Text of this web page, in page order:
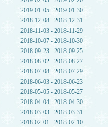
2019-01-05 - 2019-01-30
2018-12-08 - 2018-12-31
2018-11-03 - 2018-11-29
2018-10-07 - 2018-10-30
2018-09-23 - 2018-09-25
2018-08-02 - 2018-08-27
2018-07-08 - 2018-07-29
2018-06-03 - 2018-06-23
2018-05-05 - 2018-05-27
2018-04-04 - 2018-04-30
2018-03-03 - 2018-03-31
2018-02-01 - 2018-02-10